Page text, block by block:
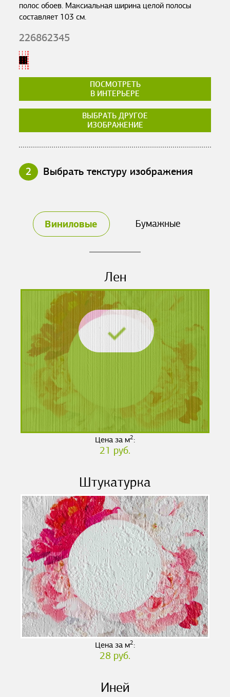
полос обоев. Максиальная ширина целой полосы
составляет 103 см.
226862345
ПОСМОТРЕТЬ
В ИНТЕРЬЕРЕ
ВЫБРАТЬ ДРУГОЕ
ИЗОБРАЖЕНИЕ
2 Выбрать текстуру изображения
Виниловые Бумажные
Лен
Цена за м2:
21 руб.
Штукатурка
Цена за м2:
28 руб.
Иней